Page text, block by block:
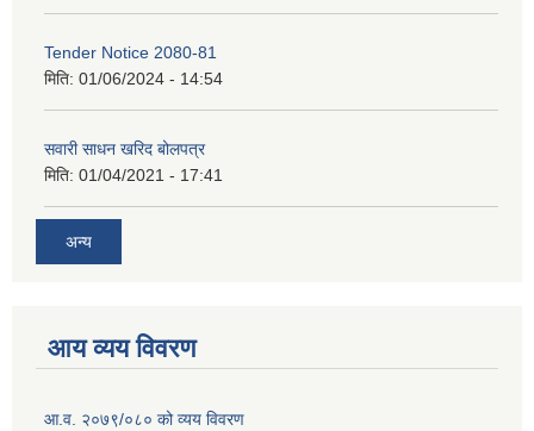
Tender Notice 2080-81
मिति: 01/06/2024 - 14:54
सवारी साधन खरिद बोलपत्र
मिति: 01/04/2021 - 17:41
अन्य
आय व्यय विवरण
आ.व. २०७९/०८० को व्यय विवरण